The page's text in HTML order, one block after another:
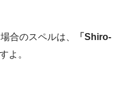
合のスペルは、
「Shiro-
よ。